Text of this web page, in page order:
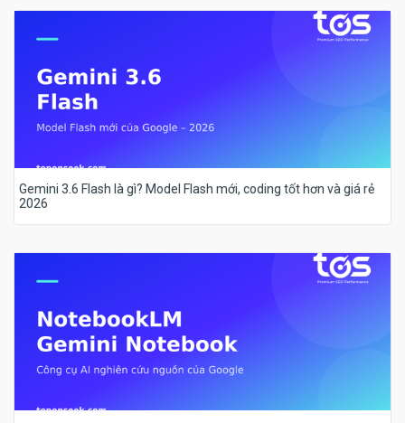
Gemini 3.6 Flash là gì? Model Flash mới, coding tốt hơn và giá rẻ
2026